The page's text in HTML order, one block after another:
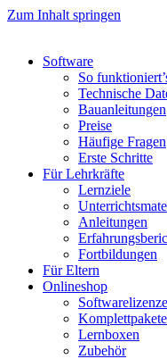
Zum Inhalt springen
Software
So
Technische
Bauanleitungen
Preise
Häufige Fragen
Erste Schritte
Für Lehrkräfte
Lernziele
Anleitungen
Fortbildungen
Für Eltern
Onlineshop
Komplettpakete
Lernboxen
Zubehör